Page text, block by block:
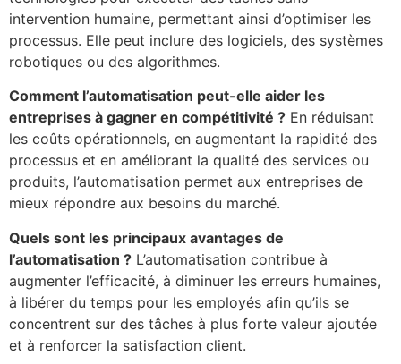
intervention humaine, permettant ainsi d’optimiser les
processus. Elle peut inclure des logiciels, des systèmes
robotiques ou des algorithmes.
Comment l’automatisation peut-elle aider les
entreprises à gagner en compétitivité ? En réduisant
les coûts opérationnels, en augmentant la rapidité des
processus et en améliorant la qualité des services ou
produits, l’automatisation permet aux entreprises de
mieux répondre aux besoins du marché.
Quels sont les principaux avantages de
l’automatisation ? L’automatisation contribue à
augmenter l’efficacité, à diminuer les erreurs humaines,
à libérer du temps pour les employés afin qu’ils se
concentrent sur des tâches à plus forte valeur ajoutée
et à renforcer la satisfaction client.